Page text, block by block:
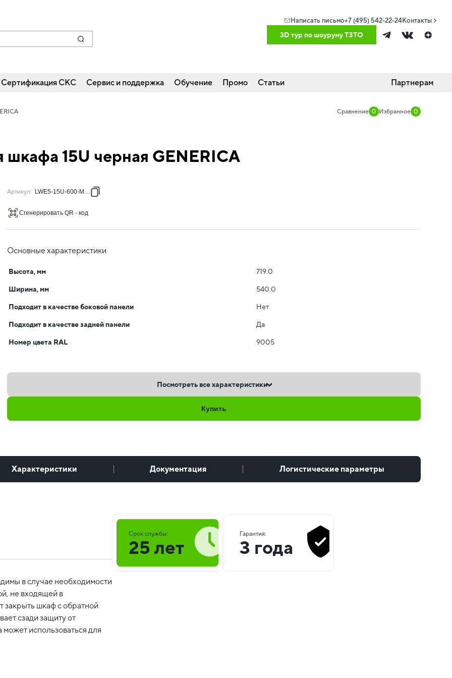
3D тур по шоуруму ТЗТО
Написать письмо+7 (495) 542-22-24Контакты
Сертификация СКС Сервис и поддержка Обучение Промо Статьи Партнерам
Сравнение 0 Избранное 0
15U черная GENERICA
Артикул: LWE5-15U-600-MW-G
Сгенерировать QR - код
Основные характеристики
Высота, мм 719.0
Ширина, мм 540.0
Подходит в качестве боковой панели Нет
Подходит в качестве задней панели Да
Номер цвета RAL 9005
Посмотреть все характеристики
Купить
Характеристики Документация Логистические параметры
в случае необходимости
не входящей в
закрыть шкаф с обратной
сзади защиту от
может использоваться для
Срок службы:
25 лет
Гарантия:
3 года